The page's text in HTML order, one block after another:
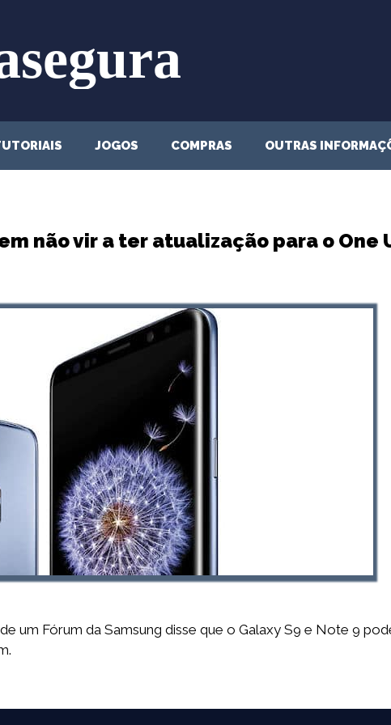
JOGOS COMPRAS OUTRAS
não vir a ter atualização para o One
um Fórum da Samsung disse que o Galaxy S9 e Note 9